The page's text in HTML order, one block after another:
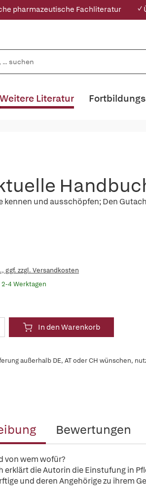
pharmazeutische Fachliteratur ✓
Weitere Literatur
kennen und ausschöpfen; Den
ggf. zzgl. Versandkosten
4 Werktagen
In den Warenkorb
außerhalb DE, AT oder CH wünschen,
Bewertungen
von wem wofür?
erklärt die Autorin die Einstufung in
und deren Angehörige zu ihrem